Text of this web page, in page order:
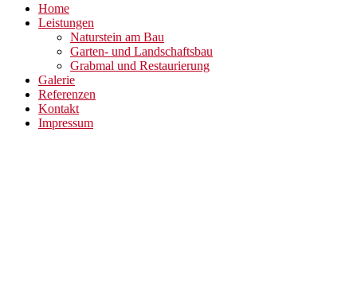
Home
Leistungen
Naturstein am Bau
Garten- und Landschaftsbau
Grabmal und Restaurierung
Galerie
Referenzen
Kontakt
Impressum